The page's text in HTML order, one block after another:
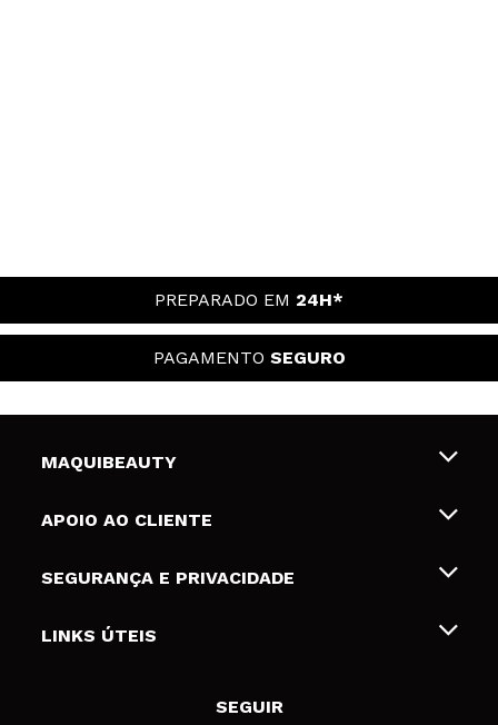
PREPARADO EM 24H*
PAGAMENTO SEGURO
MAQUIBEAUTY
Sobre nós
Gift Cards
APOIO AO CLIENTE
Envios e Devoluções
Formas de pagamento
SEGURANÇA E PRIVACIDADE
Termos e Privacidade
LINKS ÚTEIS
SEGUIR